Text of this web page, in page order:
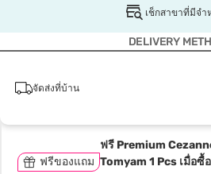
เช็กสาขาที่มีจำ
DELIVERY
จัดส่งที่บ้าน
ฟรีของแถม
ฟรี Premium
Tomyam 1 Pcs เมื่อซื้